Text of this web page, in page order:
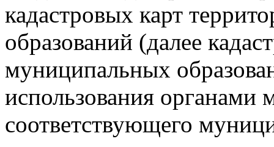
кадастровых карт
образований (далее
муниципальных
использования органами
соответствующего